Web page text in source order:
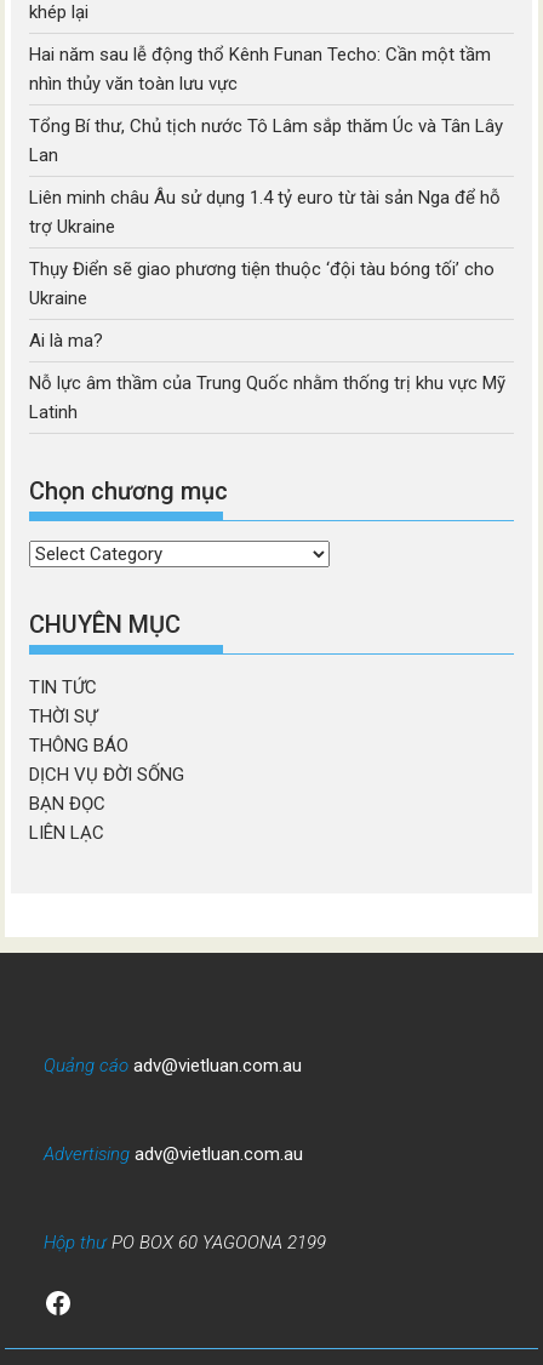
khép lại
Hai năm sau lễ động thổ Kênh Funan Techo: Cần một tầm
nhìn thủy văn toàn lưu vực
Tổng Bí thư, Chủ tịch nước Tô Lâm sắp thăm Úc và Tân Lây
Lan
Liên minh châu Âu sử dụng 1.4 tỷ euro từ tài sản Nga để hỗ
trợ Ukraine
Thụy Điển sẽ giao phương tiện thuộc ‘đội tàu bóng tối’ cho
Ukraine
Ai là ma?
Nỗ lực âm thầm của Trung Quốc nhằm thống trị khu vực Mỹ
Latinh
Chọn chương mục
Chọn
mục
CHUYÊN MỤC
TIN TỨC
THỜI SỰ
THÔNG BÁO
DỊCH VỤ ĐỜI SỐNG
BẠN ĐỌC
LIÊN LẠC
Quảng cáo adv@vietluan.com.au
Advertising adv@vietluan.com.au
Hộp thưPO BOX 60 YAGOONA 2199
Facebook